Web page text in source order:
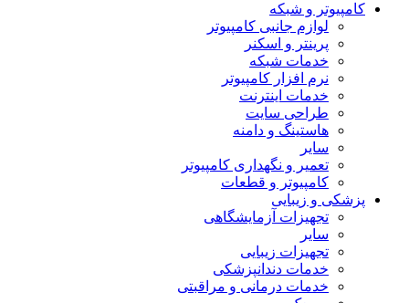
کامپیوتر و شبکه
لوازم جانبی کامپیوتر
پرینتر و اسکنر
خدمات شبکه
نرم افزار کامپیوتر
خدمات اینترنت
طراحی سایت
هاستینگ و دامنه
سایر
تعمیر و نگهداری کامپیوتر
کامپیوتر و قطعات
پزشکی و زیبایی
تجهیزات آزمایشگاهی
سایر
تجهیزات زیبایی
خدمات دندانپزشکی
خدمات درمانی و مراقبتی